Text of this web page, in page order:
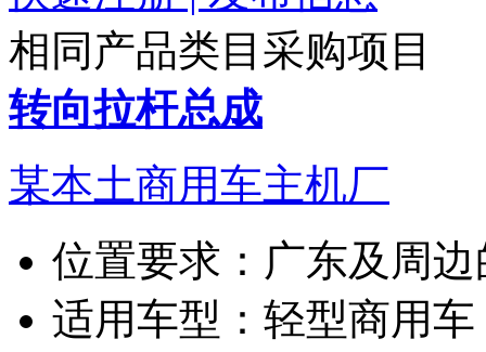
相同产品类目采购项目
转向拉杆总成
某本土商用车主机厂
位置要求： 广东及周
适用车型： 轻型商用车